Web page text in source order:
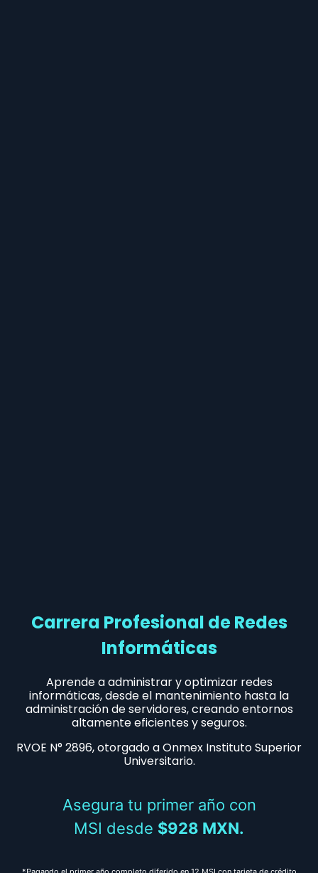
Carrera Profesional de Redes
Informáticas
Aprende a administrar y optimizar redes
informáticas, desde el mantenimiento hasta la
administración de servidores, creando entornos
altamente eficientes y seguros.
RVOE N° 2896, otorgado a Onmex Instituto Superior
Universitario.
Asegura tu primer año con
MSI desde $928 MXN.